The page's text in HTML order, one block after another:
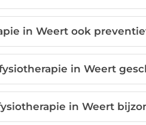
in Weert ook
in Weert
in Weert